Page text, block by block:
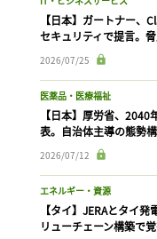
【日本】ガートナー、
セキュリティで提言。
2026/07/25
医薬品・医療福祉
【日本】厚労省、
表。自治体主導の態勢
2026/07/12
エネルギー・資源
【タイ】JERAとタイ
リューチェーン構築で